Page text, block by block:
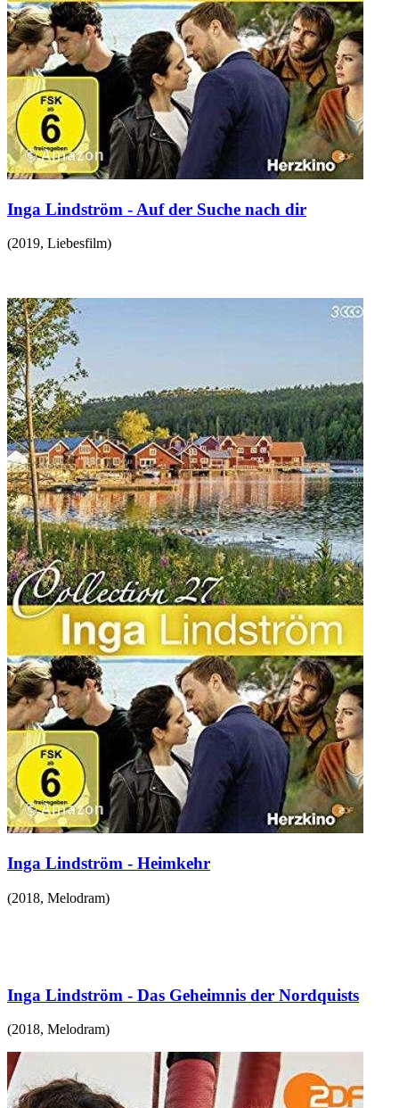
Inga Lindström - Auf der Suche nach dir
(2019, Liebesfilm)
Inga Lindström - Heimkehr
(2018, Melodram)
Inga Lindström - Das Geheimnis der Nordquists
(2018, Melodram)